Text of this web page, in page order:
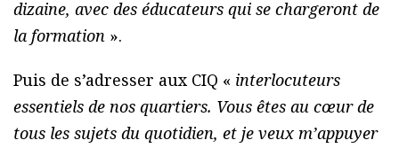
dizaine, avec des éducateurs qui se chargeront de
la formation ».
Puis de s’adresser aux CIQ « interlocuteurs
essentiels de nos quartiers. Vous êtes au cœur de
tous les sujets du quotidien, et je veux m’appuyer